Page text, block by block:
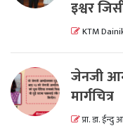
इश्वर
KTM
जेनजी
मार्गचित्र
प्रा. डा. ईन्दु